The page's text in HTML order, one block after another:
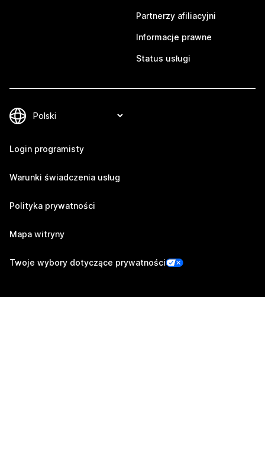
Partnerzy afiliacyjni
Informacje prawne
Status usługi
Login programisty
Warunki świadczenia usług
Polityka prywatności
Mapa witryny
Twoje wybory dotyczące prywatności